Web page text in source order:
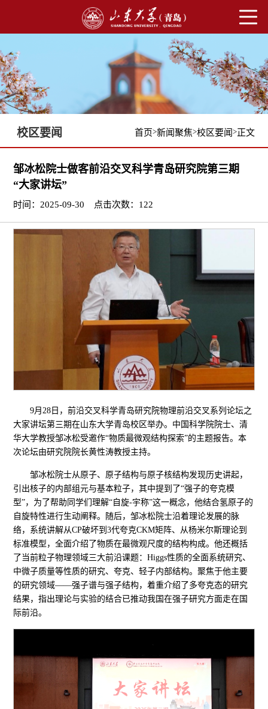
校区要闻 首页>新闻聚焦>校区要闻 >正文
邹冰松院士做客前沿交叉科学青岛研究院第三期
“大家讲坛”
时间：2025-09-30 点击次数： 122
9月28日，前沿交叉科学青岛研究院物理前沿交叉系列论坛之
大家讲坛第三期在山东大学青岛校区举办。中国科学院院士、清
华大学教授邹冰松受邀作“物质最微观结构探索”的主题报告。本
次论坛由研究院院长黄性涛教授主持。
邹冰松院士从原子、原子结构与原子核结构发现历史讲起，
引出核子的内部组元与基本粒子，其中提到了“强子的夸克模
型”，为了帮助同学们理解“自旋-宇称”这一概念，他结合氢原子的
自旋特性进行生动阐释。随后，邹冰松院士沿着理论发展的脉
络，系统讲解从CP破坏到3代夸克CKM矩阵、从杨米尔斯理论到
标准模型，全面介绍了物质在最微观尺度的结构构成。他还概括
了当前粒子物理领域三大前沿课题：Higgs性质的全面系统研究、
中微子质量等性质的研究、夸克、轻子内部结构。聚焦于他主要
的研究领域——强子谱与强子结构，着重介绍了多夸克态的研究
结果，指出理论与实验的结合已推动我国在强子研究方面走在国
际前沿。